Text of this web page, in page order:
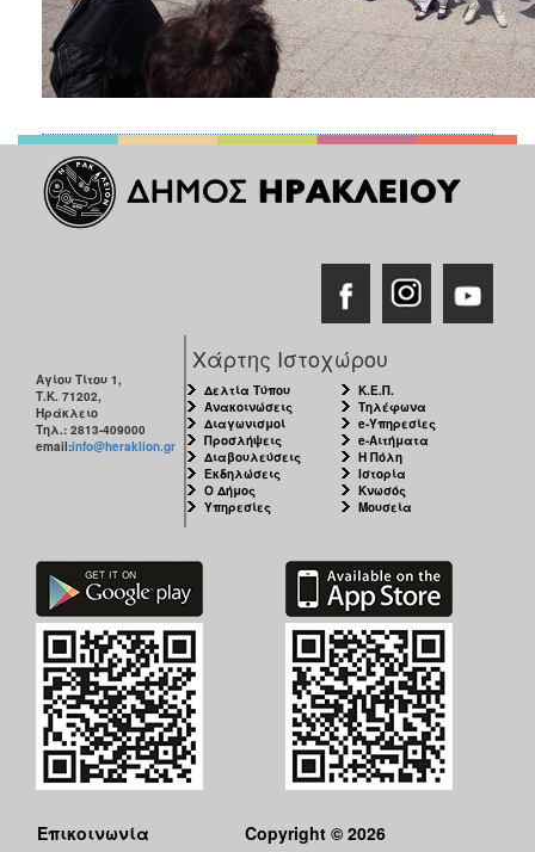
Αγίου Τίτου 1,
Τ.Κ. 71202,
Ηράκλειο
Τηλ.: 2813-409000
email:info@heraklion.gr
Χάρτης Ιστοχώρου
Δελτία Τύπου
Ανακοινώσεις
Διαγωνισμοί
Προσλήψεις
Διαβουλεύσεις
Εκδηλώσεις
Ο Δήμος
Υπηρεσίες
Κ.Ε.Π.
Τηλέφωνα
e-Υπηρεσίες
e-Αιτήματα
Η Πόλη
Ιστορία
Κνωσός
Μουσεία
Επικοινωνία
Copyright © 2026